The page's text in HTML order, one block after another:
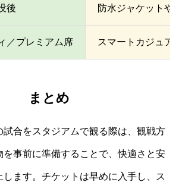
後 防水ジャケットや
／プレミアム席 スマートカジュア
まとめ
試合をスタジアムで観る際は、観戦方
を事前に準備することで、快適さと安
ます。チケットは早めに入手し、ス